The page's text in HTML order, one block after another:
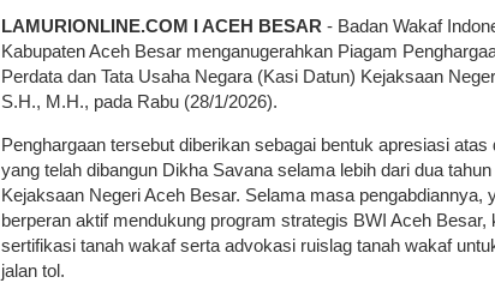
LAMURIONLINE.COM I ACEH BESAR - Badan Wakaf
Kabupaten Aceh Besar menganugerahkan Piagam
Perdata dan Tata Usaha Negara (Kasi Datun) Kejaksaan
S.H., M.H., pada Rabu (28/1/2026).
Penghargaan tersebut diberikan sebagai bentuk apresiasi
yang telah dibangun Dikha Savana selama lebih dari dua
Kejaksaan Negeri Aceh Besar. Selama masa pengabdiannya,
berperan aktif mendukung program strategis BWI Aceh
sertifikasi tanah wakaf serta advokasi ruislag tanah wakaf
jalan tol.